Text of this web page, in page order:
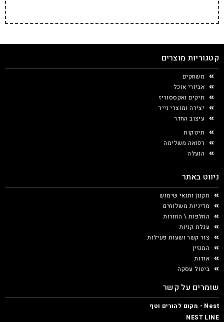
קטגוריות מוצרים
משחקים
אביזרי אוכל
תיקים ואקססוריז
יצירה ומוצרי נייר
עיצוב החדר
תינוקות
רפואה משלימה
הנעלה
ניווט באתר
תקנון ותנאי שימוש
מדיניות משלוחים
החלפות \ החזרות
עגלת קניות
צור קשר ושעות פעילות
המגזין
אודות
ביטול עסקה
שומרים על קשר
Nest - מקום להורים וטף
NEST LINE